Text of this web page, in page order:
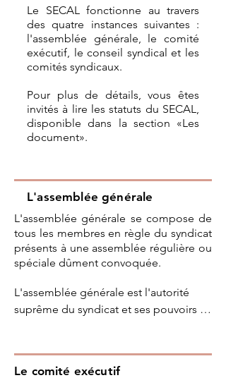
Le SECAL fonctionne au travers
des quatre instances suivantes :
l'assemblée générale, le comité
exécutif, le conseil syndical et les
comités syndicaux.
Pour plus de détails, vous êtes
invités à lire les statuts du SECAL,
disponible dans la section «Les
document».
L'assemblée générale
L'assemblée générale se compose de
tous les membres en règle du syndicat
présents à une assemblée régulière ou
spéciale dûment convoquée.
L'assemblée générale est l'autorité
suprême du syndicat et ses pouvoirs
d'éducation, d'enseignement et de
négociation du syndicat, de même que
Le comité exécutif